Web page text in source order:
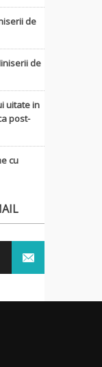
de
de
uitate in
post-
cu